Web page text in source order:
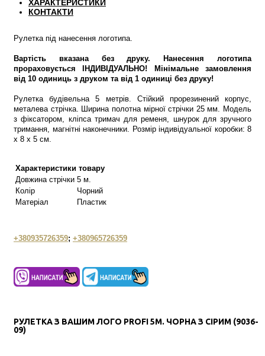
ХАРАКТЕРИСТИКИ
КОНТАКТИ
Рулетка під нанесення логотипа.
Вартість вказана без друку. Нанесення логотипа
прораховується ІНДИВІДУАЛЬНО! Мінімальне замовлення
від 10 одиниць з друком та від 1 одиниці без друку!
Рулетка будівельна 5 метрів. Стійкий прорезинений корпус,
металева стрічка. Ширина полотна мірної стрічки 25 мм. Модель
з фіксатором, кліпса тримач для ременя, шнурок для зручного
тримання, магнітні наконечники. Розмір індивідуальної коробки: 8
х 8 х 5 см.
Характеристики товару
Довжина стрічки 5 м.
Колір
Чорний
Матеріал
Пластик
+380935726359; +380965726359
РУЛЕТКА З ВАШИМ ЛОГО PROFI 5М. ЧОРНА З СІРИМ (9036-
09)